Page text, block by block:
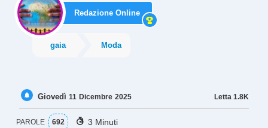
Redazione Online
gaia Moda
Letta 1.8K
Giovedì 11 Dicembre 2025
PAROLE 692 3 Minuti